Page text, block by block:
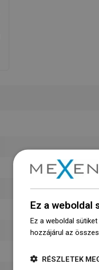
Ez a weboldal
Ez a weboldal
hozzájárul az
RÉSZLETEK